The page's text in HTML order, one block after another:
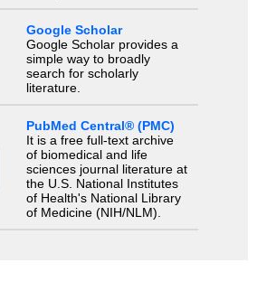
Google Scholar
Google Scholar provides a
simple way to broadly
search for scholarly
literature.
PubMed Central® (PMC)
It is a free full-text archive
of biomedical and life
sciences journal literature at
the U.S. National Institutes
of Health's National Library
of Medicine (NIH/NLM).